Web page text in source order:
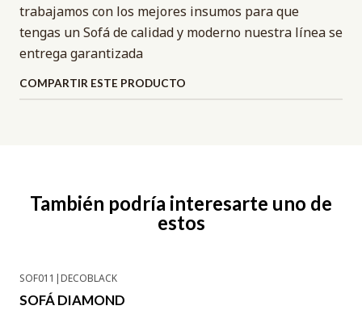
trabajamos con los mejores insumos para que
tengas un Sofá de calidad y moderno nuestra línea se
entrega garantizada
COMPARTIR ESTE PRODUCTO
También podría interesarte uno de
estos
-6% OFF
SOF011 |DECOBLACK
SOFÁ DIAMOND